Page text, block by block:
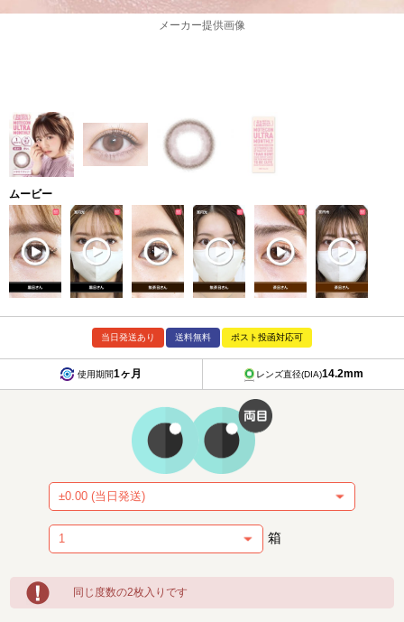
ムービー
当日発送あり 送料無料 ポスト投函対応可
使用期間1ヶ月 レンズ直径(DIA)14.2mm
箱
同じ度数の2枚入りです